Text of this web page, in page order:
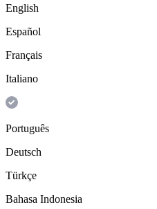
English
Español
Français
Italiano
Português
Deutsch
Türkçe
Bahasa Indonesia